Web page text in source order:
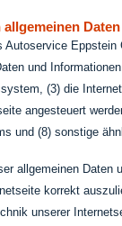
Autoservice
und
(3) die
angesteuert
und (8) sonstige
allgemeinen
korrekt
unserer